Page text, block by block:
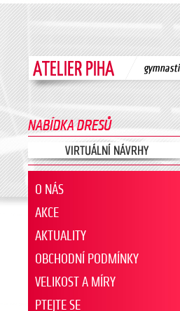
O NÁS
AKCE
AKTUALITY
OBCHODNÍ PODMÍNKY
VELIKOST A MÍRY
PTEJTE SE